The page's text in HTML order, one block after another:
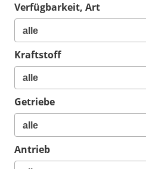
Verfügbarkeit, Art
Kraftstoff
Getriebe
Antrieb